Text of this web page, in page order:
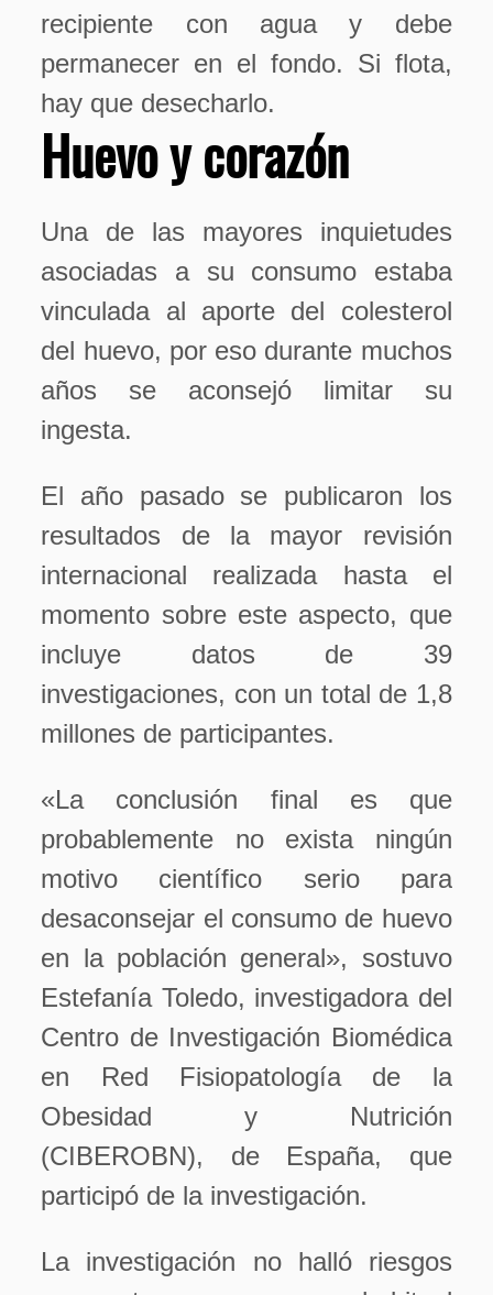
recipiente con agua y debe
permanecer en el fondo. Si flota,
hay que desecharlo.
Huevo y corazón
Una de las mayores inquietudes
asociadas a su consumo estaba
vinculada al aporte del colesterol
del huevo, por eso durante muchos
años se aconsejó limitar su
ingesta.
El año pasado se publicaron los
resultados de la mayor revisión
internacional realizada hasta el
momento sobre este aspecto, que
incluye datos de 39
investigaciones, con un total de 1,8
millones de participantes.
«La conclusión final es que
probablemente no exista ningún
motivo científico serio para
desaconsejar el consumo de huevo
en la población general», sostuvo
Estefanía Toledo, investigadora del
Centro de Investigación Biomédica
en Red Fisiopatología de la
Obesidad y Nutrición
(CIBEROBN), de España, que
participó de la investigación.
La investigación no halló riesgos